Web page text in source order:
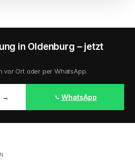
in Oldenburg – jetzt
vor Ort oder per WhatsApp.
→ WhatsApp